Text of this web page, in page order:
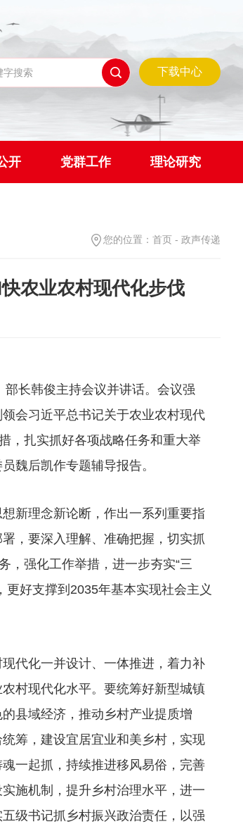
下载中心
开 党群工作 理论研究
您的位置： 首页 - 政声传递
农业农村现代化步伐
长韩俊主持会议并讲话。会议强
会习近平总书记关于农业农村现代
，扎实抓好各项战略任务和重大举
魏后凯作专题辅导报告。
新理念新论断，作出一系列重要指
，要深入理解、准确把握，切实抓
，强化工作举措，进一步夯实“三
好支撑到2035年基本实现社会主义
代化一并设计、一体推进，着力补
村现代化水平。要统筹好新型城镇
县域经济，推动乡村产业提质增
筹，建设宜居宜业和美乡村，实现
一起抓，持续推进移风易俗，完善
施机制，提升乡村治理水平，进一
级书记抓乡村振兴政治责任，以强